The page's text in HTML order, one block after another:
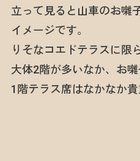
立って見ると山車のお囃
イメージです。
りそなコエドテラスに限
大体2階が多いなか、お
1階テラス席はなかなか貴